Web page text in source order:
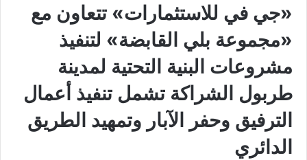
«جي في للاستثمارات» تتعاون مع
«مجموعة بلي القابضة» لتنفيذ
مشروعات البنية التحتية لمدينة
طربول الشراكة تشمل تنفيذ أعمال
الترفيق وحفر الآبار وتمهيد الطريق
الدائري